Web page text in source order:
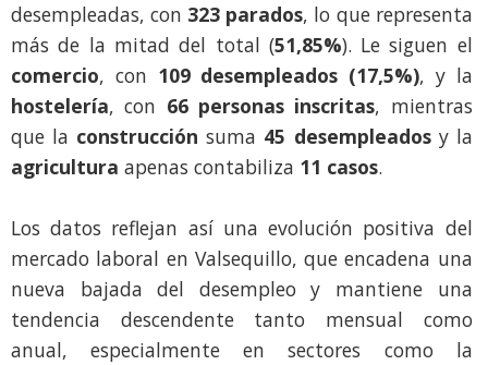
desempleadas, con 323 parados, lo que representa
más de la mitad del total (51,85%). Le siguen el
comercio, con 109 desempleados (17,5%), y la
hostelería, con 66 personas inscritas, mientras
que la construcción suma 45 desempleadosy la
agricultura apenas contabiliza 11 casos.
Los datos reflejan así una evolución positiva del
mercado laboral en Valsequillo, que encadena una
nueva bajada del desempleo y mantiene una
tendencia descendente tanto mensual como
anual, especialmente en sectores como la